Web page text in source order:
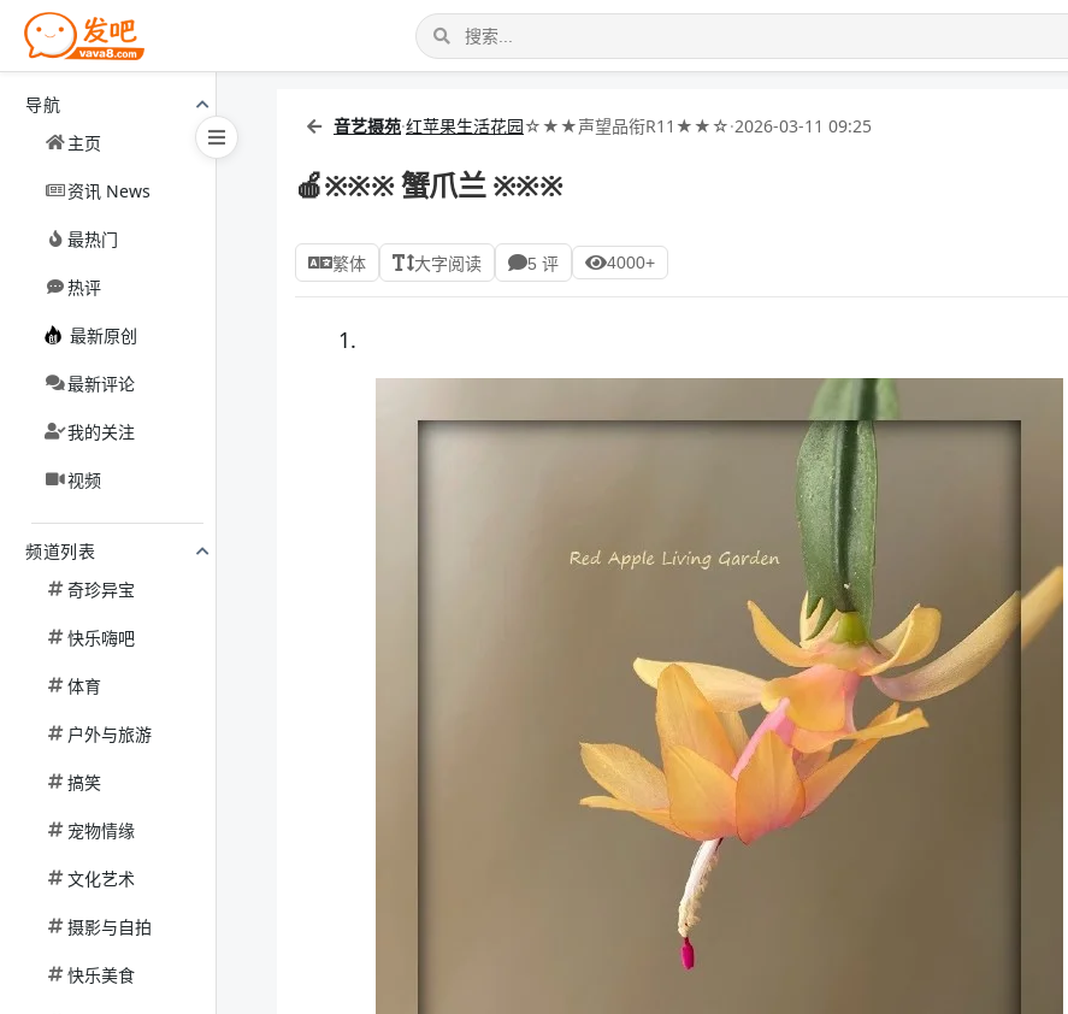
导航
主页
资讯 News
最热门
热评
最新原创
最新评论
我的关注
视频
频道列表
奇珍异宝
快乐嗨吧
体育
户外与旅游
搞笑
宠物情缘
文化艺术
摄影与自拍
快乐美食
音艺摄苑·红苹果生活花园☆★★声望品衔R11★★☆·2026-03-11 09:25
🍎※※※ 蟹爪兰 ※※※
繁体 大字阅读 5 评 4000+
1.